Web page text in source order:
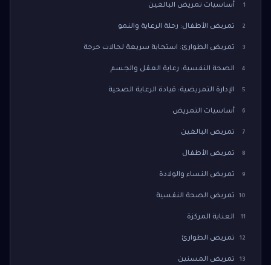
1 أساسيات تمريض البالغين
2 تمريض الأطفال: رحلة الرعاية والنمو
3 تمريض الطوارئ: استجابة سريعة لحالات حرجة
4 الصحة النفسية: رعاية العقل والجسم
5 الإدارة التمريضية: قيادة الرعاية الصحية
6 أساسيات التمريض
7 تمريض البالغين
8 تمريض الأطفال
9 تمريض النساء والولادة
10 تمريض الصحة النفسية
11 العناية المركزة
12 تمريض الطوارئ
13 تمريض المسنين